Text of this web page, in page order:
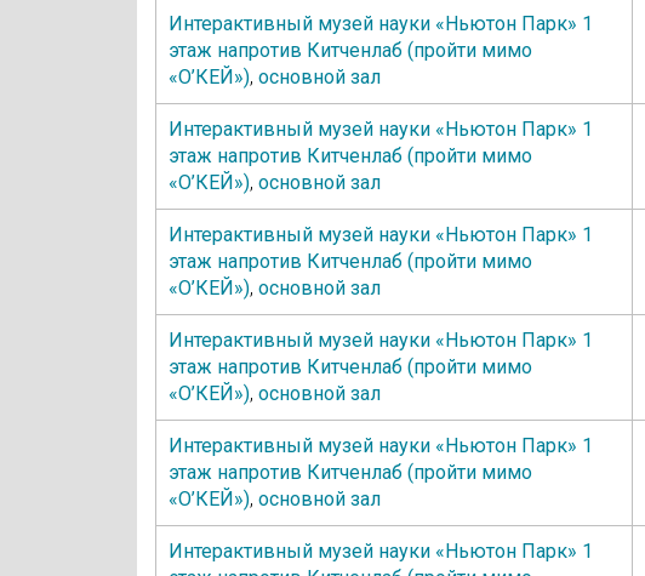
Интерактивный музей науки «Ньютон Парк» 1
этаж напротив Китченлаб (пройти мимо
«О’КЕЙ»), основной зал
Интерактивный музей науки «Ньютон Парк» 1
этаж напротив Китченлаб (пройти мимо
«О’КЕЙ»), основной зал
Интерактивный музей науки «Ньютон Парк» 1
этаж напротив Китченлаб (пройти мимо
«О’КЕЙ»), основной зал
Интерактивный музей науки «Ньютон Парк» 1
этаж напротив Китченлаб (пройти мимо
«О’КЕЙ»), основной зал
Интерактивный музей науки «Ньютон Парк» 1
этаж напротив Китченлаб (пройти мимо
«О’КЕЙ»), основной зал
Интерактивный музей науки «Ньютон Парк» 1